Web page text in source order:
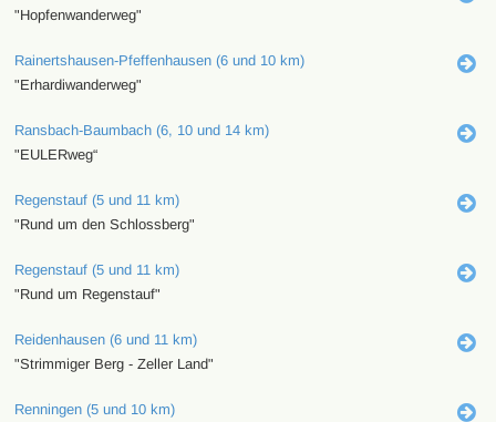
"Hopfenwanderweg"
Rainertshausen-Pfeffenhausen (6 und 10 km)
"Erhardiwanderweg"
Ransbach-Baumbach (6, 10 und 14 km)
"EULERweg“
Regenstauf (5 und 11 km)
"Rund um den Schlossberg"
Regenstauf (5 und 11 km)
"Rund um Regenstauf"
Reidenhausen (6 und 11 km)
"Strimmiger Berg - Zeller Land"
Renningen (5 und 10 km)